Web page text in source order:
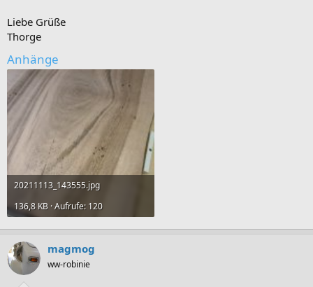
Liebe Grüße
Thorge
Anhänge
20211113_143555.jpg
136,8 KB · Aufrufe: 120
magmog
ww-robinie